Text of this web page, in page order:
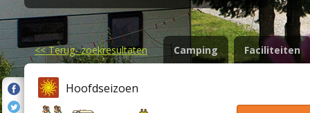
<<Terug- zoekresultaten Camping Faciliteiten
Hoofdseizoen